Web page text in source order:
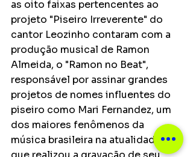
as oito faixas pertencentes ao
projeto "Piseiro Irreverente" do
cantor Leozinho contaram com a
produção musical de Ramon
Almeida, o "Ramon no Beat",
responsável por assinar grandes
projetos de nomes influentes do
piseiro como Mari Fernandez, um
dos maiores fenômenos da
música brasileira na atualidade,